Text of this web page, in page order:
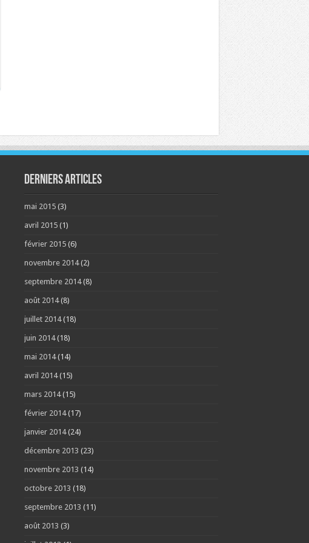
Derniers articles
mai 2015 (3)
avril 2015 (1)
février 2015 (6)
novembre 2014(2)
septembre 2014(8)
août 2014(8)
juillet 2014(18)
juin 2014(18)
mai 2014(14)
avril 2014(15)
mars 2014(15)
février 2014(17)
janvier 2014(24)
décembre 2013 (23)
novembre 2013 (14)
octobre 2013 (18)
septembre 2013 (11)
août 2013 (3)